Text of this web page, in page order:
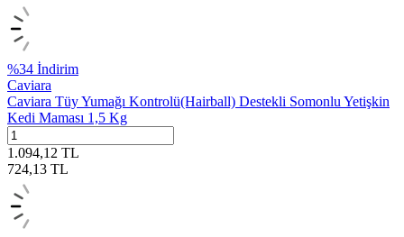
%34 İndirim
Caviara
Caviara Tüy Yumağı Kontrolü(Hairball) Destekli Somonlu Yetişkin
Kedi Maması 1,5 Kg
1.094,12 TL
724,13 TL